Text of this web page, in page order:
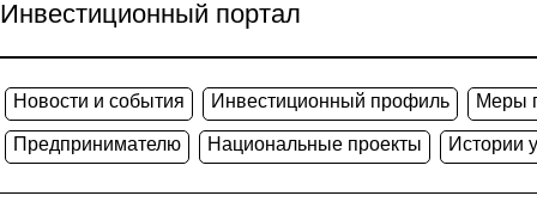
Инвестиционный портал
Новости и события Инвестиционный профиль Меры
Предпринимателю Национальные проекты Истории